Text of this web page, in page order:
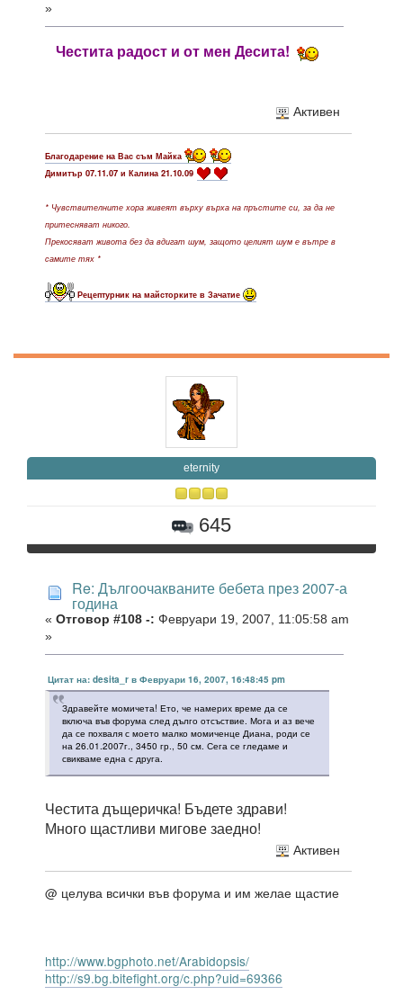
»
Честита радост и от мен Десита!
Активен
Благодарение на Вас съм Майка
Димитър 07.11.07 и Калина 21.10.09
* Чувствителните хора живеят върху върха на пръстите си, за да не
притесняват никого.
Прекосяват живота без да вдигат шум, защото целият шум е вътре в
самите тях *
Рецептурник на майсторките в Зачатие
eternity
645
Re: Дългоочакваните бебета през 2007-а
година
« Отговор #108 -: Февруари 19, 2007, 11:05:58 am
»
Цитат на: desita_r в Февруари 16, 2007, 16:48:45 pm
Здравейте момичета! Ето, че намерих време да се
включа във форума след дълго отсъствие. Мога и аз вече
да се похваля с моето малко момиченце Диана, роди се
на 26.01.2007г., 3450 гр., 50 см. Сега се гледаме и
свикваме една с друга.
Честита дъщеричка! Бъдете здрави!
Много щастливи мигове заедно!
Активен
@ целува всички във форума и им желае щастие
http://www.bgphoto.net/Arabidopsis/
http://s9.bg.bitefight.org/c.php?uid=69366